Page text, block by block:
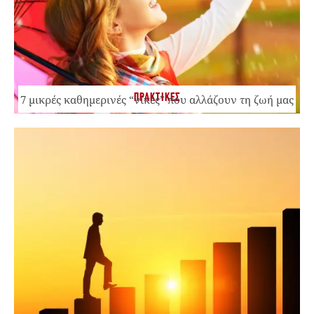
ΠΡΑΚΤΙΚΕΣ
7 μικρές καθημερινές “νίκες” που αλλάζουν τη ζωή μας